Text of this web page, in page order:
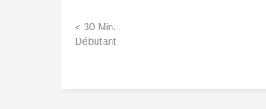
< 30 Min.
Débutant